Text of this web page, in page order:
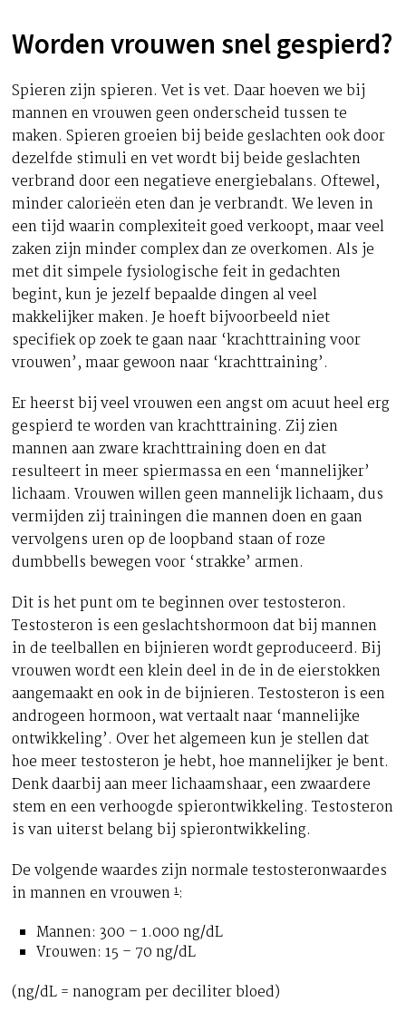
Worden vrouwen snel gespierd?
Spieren zijn spieren. Vet is vet. Daar hoeven we bij
mannen en vrouwen geen onderscheid tussen te
maken. Spieren groeien bij beide geslachten ook door
dezelfde stimuli en vet wordt bij beide geslachten
verbrand door een negatieve energiebalans. Oftewel,
minder calorieën eten dan je verbrandt. We leven in
een tijd waarin complexiteit goed verkoopt, maar veel
zaken zijn minder complex dan ze overkomen. Als je
met dit simpele fysiologische feit in gedachten
begint, kun je jezelf bepaalde dingen al veel
makkelijker maken. Je hoeft bijvoorbeeld niet
specifiek op zoek te gaan naar ‘krachttraining voor
vrouwen’, maar gewoon naar ‘krachttraining’.
Er heerst bij veel vrouwen een angst om acuut heel erg
gespierd te worden van krachttraining. Zij zien
mannen aan zware krachttraining doen en dat
resulteert in meer spiermassa en een ‘mannelijker’
lichaam. Vrouwen willen geen mannelijk lichaam, dus
vermijden zij trainingen die mannen doen en gaan
vervolgens uren op de loopband staan of roze
dumbbells bewegen voor ‘strakke’ armen.
Dit is het punt om te beginnen over testosteron.
Testosteron is een geslachtshormoon dat bij mannen
in de teelballen en bijnieren wordt geproduceerd. Bij
vrouwen wordt een klein deel in de in de eierstokken
aangemaakt en ook in de bijnieren. Testosteron is een
androgeen hormoon, wat vertaalt naar ‘mannelijke
ontwikkeling’. Over het algemeen kun je stellen dat
hoe meer testosteron je hebt, hoe mannelijker je bent.
Denk daarbij aan meer lichaamshaar, een zwaardere
stem en een verhoogde spierontwikkeling. Testosteron
is van uiterst belang bij spierontwikkeling.
De volgende waardes zijn normale testosteronwaardes
in mannen en vrouwen1:
Mannen: 300 – 1.000 ng/dL
Vrouwen: 15 – 70 ng/dL
(ng/dL = nanogram per deciliter bloed)